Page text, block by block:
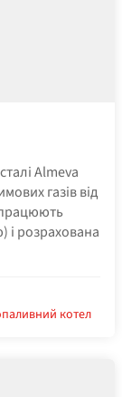
Almeva
газів від
і розрахована
котел